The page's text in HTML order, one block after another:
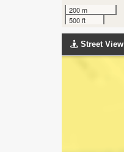
200 m
500 ft
Street View